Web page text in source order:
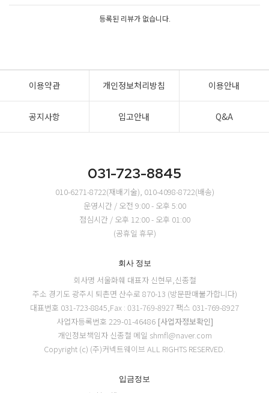
등록된 리뷰가 없습니다.
이용약관 개인정보처리방침 이용안내
공지사항 입고안내 Q&A
031-723-8845
010-6271-8722(재배기술), 010-4098-8722(배송)
운영시간 / 오전 9:00 - 오후 5:00
점심시간 / 오후 12:00 - 오후 01:00
(공휴일 휴무)
회사 정보
회사명 서울화훼 대표자 신현무,신종철
주소 경기도 광주시 퇴촌면 산수로 870-13 (방문판매불가합니다)
대표번호 031-723-8845,Fax : 031-769-8927 팩스 031-769-8927
사업자등록번호 229-01-46486 [사업자정보확인]
개인정보책임자 신종철 메일 shmfl@naver.com
Copyright (c) (주)커넥트웨이브 ALL RIGHTS RESERVED.
입금정보